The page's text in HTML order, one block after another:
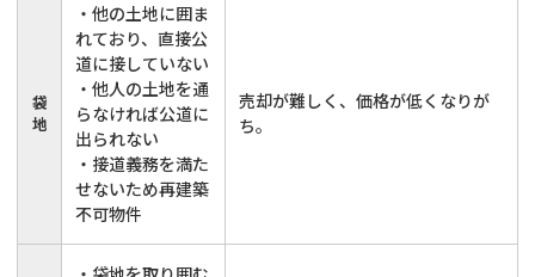
袋
地
・他の土地に囲ま
れており、直接公
道に接していない
・他人の土地を通
らなければ公道に
出られない
・接道義務を満た
せないため再建築
不可物件
売却が難しく、価格が低くなりが
ち。